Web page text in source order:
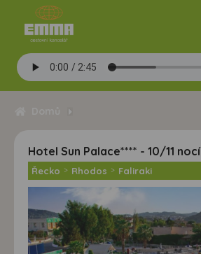
Hotel Sun Palace**** - 10/11 nocí
Řecko > Rhodos > Faliraki